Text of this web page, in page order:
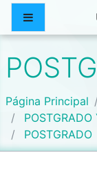
Salta al contenido
Panel lateral
Página Principal
POSTGRADO